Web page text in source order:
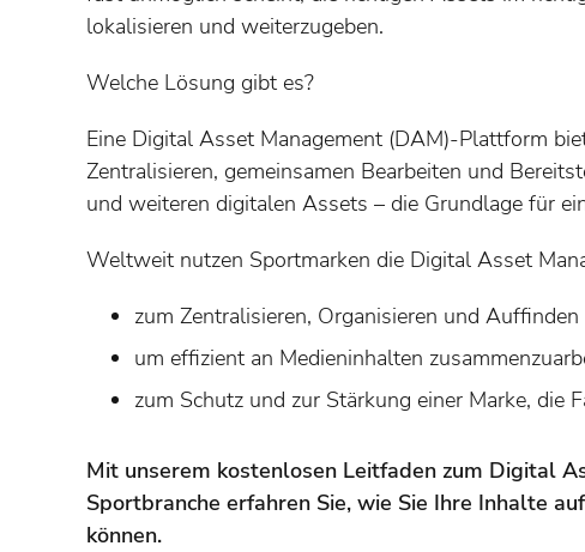
lokalisieren und weiterzugeben.
Welche Lösung gibt es?
Eine Digital Asset Management (DAM)-Plattform
Zentralisieren, gemeinsamen Bearbeiten und
und weiteren digitalen Assets – die Grundlage für
Weltweit nutzen Sportmarken die Digital Asset
zum Zentralisieren, Organisieren und
um effizient an Medieninhalten
zum Schutz und zur Stärkung einer Marke, die
Mit unserem kostenlosen Leitfaden zum Digital
Sportbranche erfahren Sie, wie Sie Ihre Inhalte
können.